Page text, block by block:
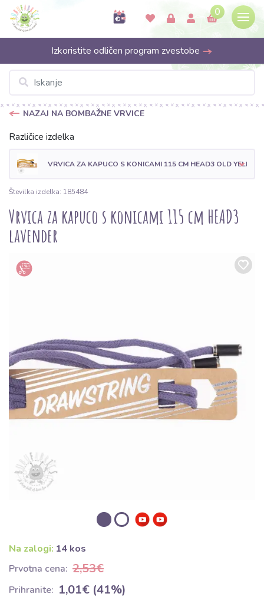
0
Izkoristite odličen program zvestobe
NAZAJ NA BOMBAŽNE VRVICE
Različice izdelka
VRVICA ZA KAPUCO S KONICAMI 115 CM HEAD3 OLD YELLOW
Številka izdelka: 185484
Vrvica za kapuco s konicami 115 cm HEAD3
lavender
Na zalogi: 14 kos
Prvotna cena: 2,53€
Prihranite: 1,01€ (41%)